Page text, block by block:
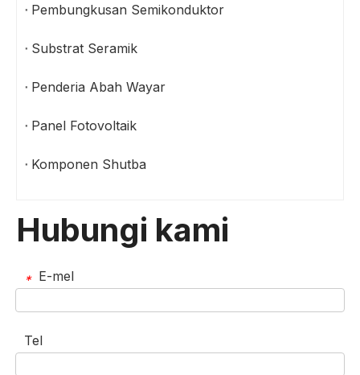
Pembungkusan Semikonduktor
Substrat Seramik
Penderia Abah Wayar
Panel Fotovoltaik
Komponen Shutba
Hubungi kami
* E-mel
Tel